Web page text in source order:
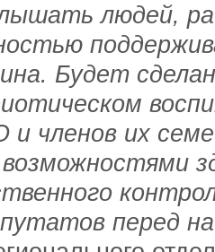
людей,
Будет
и членов их
перед